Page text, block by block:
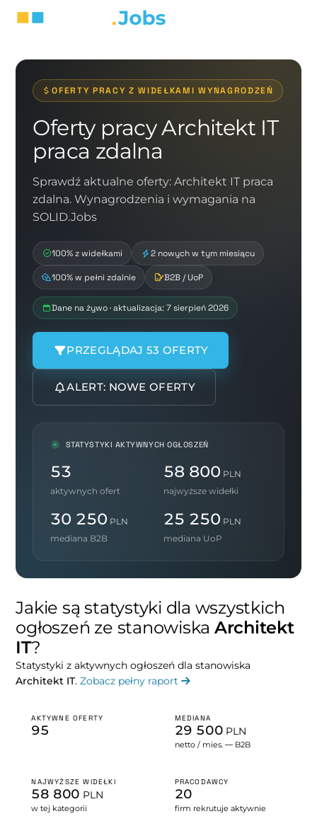
OFERTY PRACY Z WIDEŁKAMI WYNAGRODZEŃ
Oferty pracy Architekt IT
praca zdalna
Sprawdź aktualne oferty: Architekt IT praca
zdalna. Wynagrodzenia i wymagania na
SOLID.Jobs
100% z widełkami 2 nowych w tym miesiącu
100% w pełni zdalnie B2B / UoP
Dane na żywo · aktualizacja: 7 sierpień 2026
PRZEGLĄDAJ 53 OFERTY
ALERT: NOWE OFERTY
STATYSTYKI AKTYWNYCH OGŁOSZEŃ
53
aktywnych ofert
58 800 PLN
najwyższe widełki
30 250 PLN
mediana B2B
25 250 PLN
mediana UoP
Jakie są statystyki dla wszystkich
ogłoszeń ze stanowiska Architekt
IT?
Statystyki z aktywnych ogłoszeń dla stanowiska
Architekt IT.Zobacz pełny raport
AKTYWNE OFERTY
95
MEDIANA
29 500 PLN
netto / mies. — B2B
NAJWYŻSZE WIDEŁKI
58 800 PLN
w tej kategorii
PRACODAWCY
20
firm rekrutuje aktywnie